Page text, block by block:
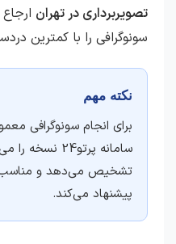
تصویربرداری در تهران
سونوگرافی را با کمترین
نکته مهم
برای انجام سونوگرافی
سامانه
تشخیص می‌دهد و
پیشنهاد می‌کند.